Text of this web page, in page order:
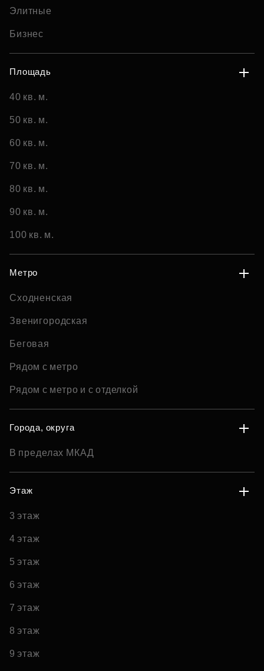
Элитные
Бизнес
Площадь
40 кв. м.
50 кв. м.
60 кв. м.
70 кв. м.
80 кв. м.
90 кв. м.
100 кв. м.
Метро
Сходненская
Звенигородская
Беговая
Рядом с метро
Рядом с метро и с отделкой
Города, округа
В пределах МКАД
Этаж
3 этаж
4 этаж
5 этаж
6 этаж
7 этаж
8 этаж
9 этаж